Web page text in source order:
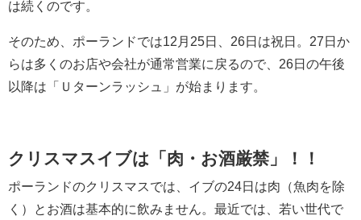
は続くのです。
そのため、ポーランドでは12月25日、26日は祝日。27日か
らは多くのお店や会社が通常営業に戻るので、26日の午後
以降は「Ｕターンラッシュ」が始まります。
クリスマスイブは「肉・お酒厳禁」！！
ポーランドのクリスマスでは、イブの24日は肉（魚肉を除
く）とお酒は基本的に飲みません。最近では、若い世代で